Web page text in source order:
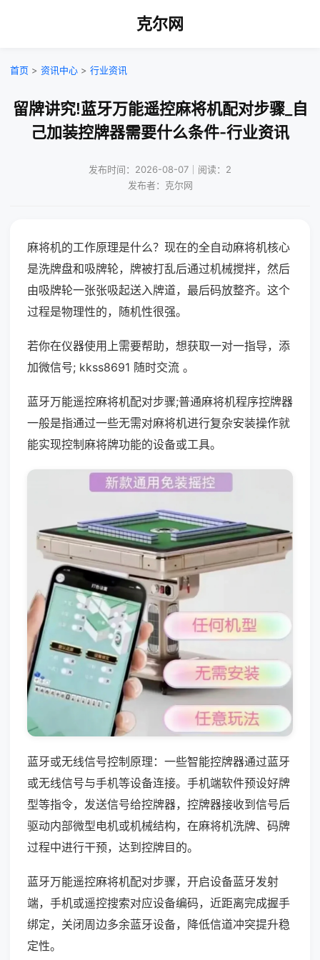
克尔网
首页 > 资讯中心 > 行业资讯
留牌讲究!蓝牙万能遥控麻将机配对步骤_自
己加装控牌器需要什么条件-行业资讯
发布时间：2026-08-07｜阅读：2
发布者：克尔网
麻将机的工作原理是什么？现在的全自动麻将机核心
是洗牌盘和吸牌轮，牌被打乱后通过机械搅拌，然后
由吸牌轮一张张吸起送入牌道，最后码放整齐。这个
过程是物理性的，随机性很强。
若你在仪器使用上需要帮助，想获取一对一指导，添
加微信号; kkss8691 随时交流 。
蓝牙万能遥控麻将机配对步骤;普通麻将机程序控牌器
一般是指通过一些无需对麻将机进行复杂安装操作就
能实现控制麻将牌功能的设备或工具。
蓝牙或无线信号控制原理：一些智能控牌器通过蓝牙
或无线信号与手机等设备连接。手机端软件预设好牌
型等指令，发送信号给控牌器，控牌器接收到信号后
驱动内部微型电机或机械结构，在麻将机洗牌、码牌
过程中进行干预，达到控牌目的。
蓝牙万能遥控麻将机配对步骤，开启设备蓝牙发射
端，手机或遥控搜索对应设备编码，近距离完成握手
绑定，关闭周边多余蓝牙设备，降低信道冲突提升稳
定性。